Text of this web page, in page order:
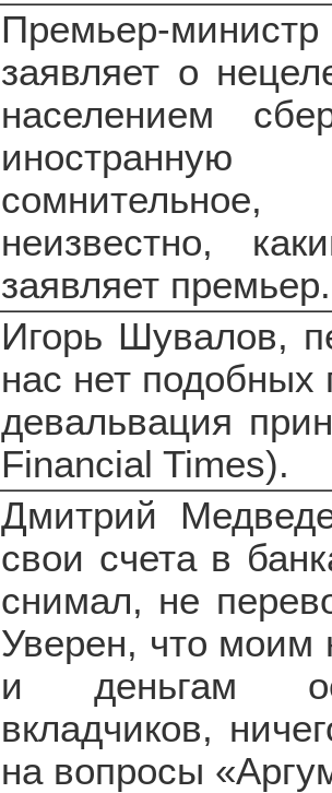
Премьер-
заявляет о
населением
неизвестно,
заявляет премьер.
Игорь Шувалов,
нас нет
девальвация
Financial Times).
Дмитрий
свои счета в
снимал, не
Уверен, что моим
и деньгам
вкладчиков,
на вопросы